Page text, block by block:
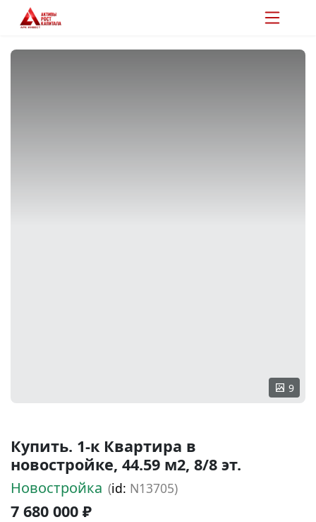
9
Купить. 1-к Квартира в
новостройке, 44.59 м2, 8/8 эт.
Новостройка (id: N13705)
7 680 000 ₽